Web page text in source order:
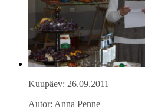
Kuupäev: 26.09.2011
Autor: Anna Penne